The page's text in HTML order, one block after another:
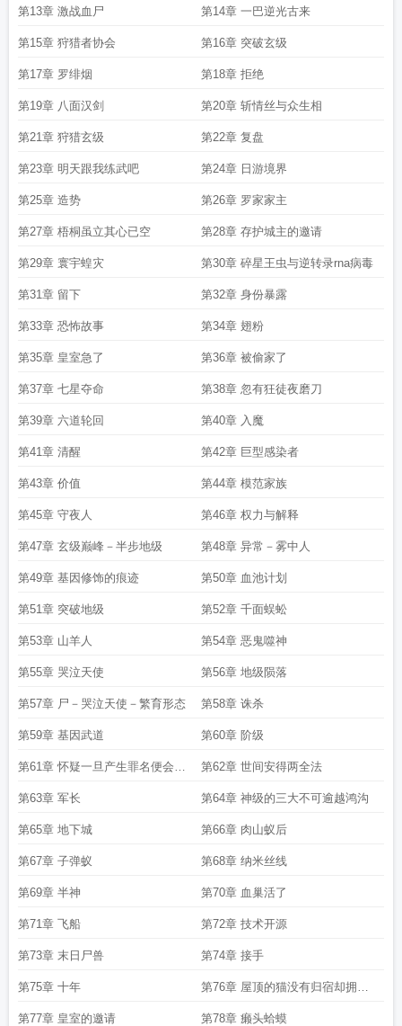
第13章 激战血尸 第14章 一巴逆光古来
第15章 狩猎者协会 第16章 突破玄级
第17章 罗绯烟 第18章 拒绝
第19章 八面汉剑 第20章 斩情丝与众生相
第21章 狩猎玄级 第22章 复盘
第23章 明天跟我练武吧 第24章 日游境界
第25章 造势 第26章 罗家家主
第27章 梧桐虽立其心已空 第28章 存护城主的邀请
第29章 寰宇蝗灾 第30章 碎星王虫与逆转录rna病毒
第31章 留下 第32章 身份暴露
第33章 恐怖故事 第34章 翅粉
第35章 皇室急了 第36章 被偷家了
第37章 七星夺命 第38章 忽有狂徒夜磨刀
第39章 六道轮回 第40章 入魔
第41章 清醒 第42章 巨型感染者
第43章 价值 第44章 模范家族
第45章 守夜人 第46章 权力与解释
第47章 玄级巅峰－半步地级 第48章 异常－雾中人
第49章 基因修饰的痕迹 第50章 血池计划
第51章 突破地级 第52章 千面蜈蚣
第53章 山羊人 第54章 恶鬼噬神
第55章 哭泣天使 第56章 地级陨落
第57章 尸－哭泣天使－繁育形态 第58章 诛杀
第59章 基因武道 第60章 阶级
第61章 怀疑一旦产生罪名便会成
立
第62章 世间安得两全法
第63章 军长 第64章 神级的三大不可逾越鸿沟
第65章 地下城 第66章 肉山蚁后
第67章 子弹蚁 第68章 纳米丝线
第69章 半神 第70章 血巢活了
第71章 飞船 第72章 技术开源
第73章 末日尸兽 第74章 接手
第75章 十年 第76章 屋顶的猫没有归宿却拥有
自由
第77章 皇室的邀请 第78章 癞头蛤蟆